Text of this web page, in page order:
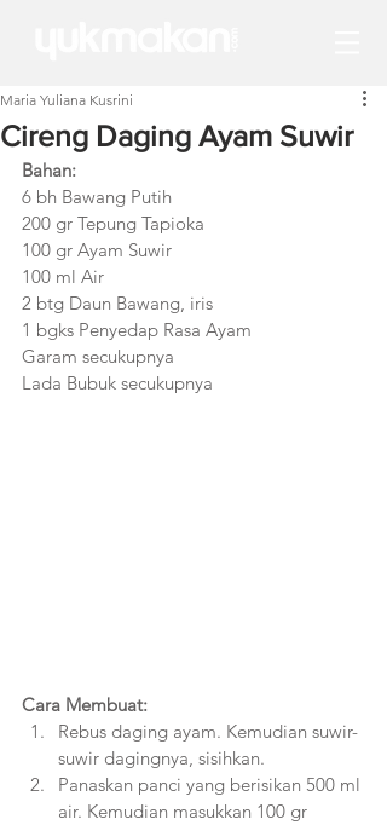
Cireng Daging Ayam Suwir
Maria Yuliana Kusrini
Bahan:
6 bh Bawang Putih
200 gr Tepung Tapioka
100 gr Ayam Suwir
100 ml Air
2 btg Daun Bawang, iris
1 bgks Penyedap Rasa Ayam
Garam secukupnya
Lada Bubuk secukupnya
Cara Membuat:
Rebus daging ayam. Kemudian suwir-
suwir dagingnya, sisihkan.
Panaskan panci yang berisikan 500 ml
air. Kemudian masukkan 100 gr